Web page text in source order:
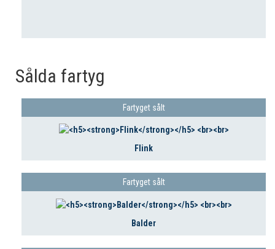
Sålda fartyg
Fartyget sålt
Flink
Fartyget sålt
Balder